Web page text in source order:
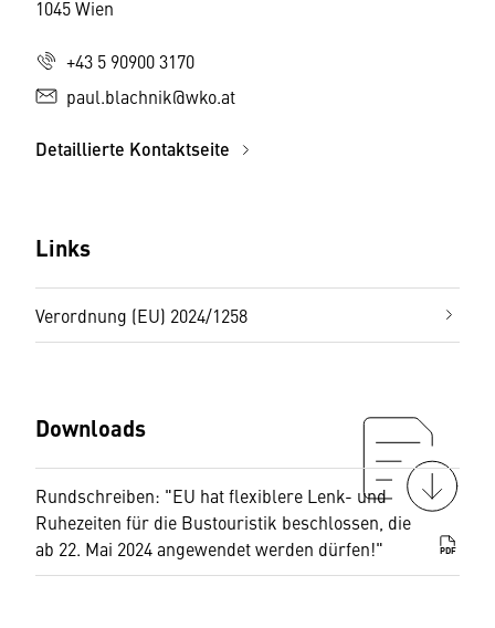
1045 Wien
+43 5 90900 3170
paul.blachnik@wko.at
Detaillierte Kontaktseite
Links
Verordnung (EU) 2024/1258
Downloads
Rundschreiben: "EU hat flexiblere Lenk- und
Ruhezeiten für die Bustouristik beschlossen, die
ab 22. Mai 2024 angewendet werden dürfen!"
PDF